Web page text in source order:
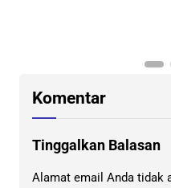
Komentar
Tinggalkan Balasan
Alamat email Anda tidak